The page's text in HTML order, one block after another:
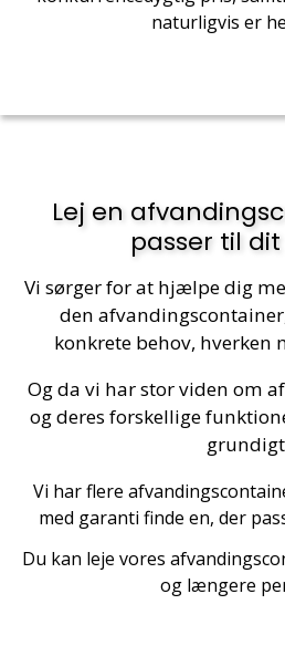
naturligvis er
Lej en
passer til
Vi sørger for at hjælpe dig
den
konkrete behov, hverken
Og da vi har stor viden om
og deres forskellige
Vi har flere
med garanti finde en, der
Du kan leje vores
og længere